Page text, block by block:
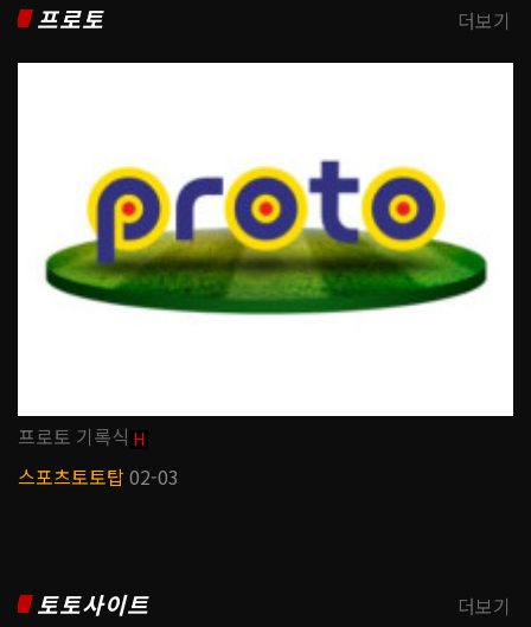
프로토
프로토 기록식 H
스포츠토토탑02-03
더보기
토토사이트 더보기